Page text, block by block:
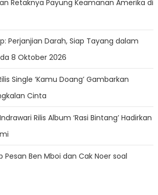
Retaknya Payung Keamanan Amerika di
Perjanjian Darah, Siap Tayang dalam
8 Oktober 2026
Single ‘Kamu Doang’ Gambarkan
Cinta
Rilis Album ‘Rasi Bintang’ Hadirkan
Pesan Ben Mboi dan Cak Noer soal